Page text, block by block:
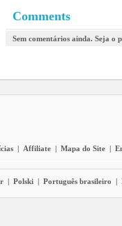
Comments
Sem comentários ainda. Seja o
| Affiliate | Mapa do Site |
| Polski | Português brasileiro |